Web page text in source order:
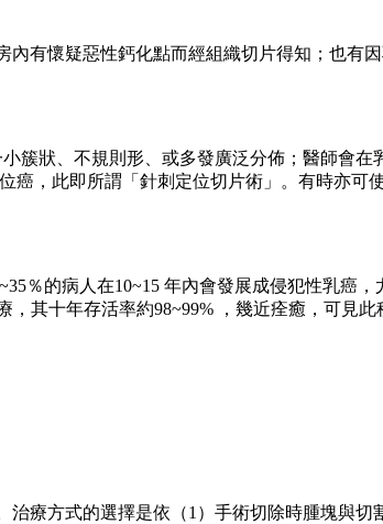
有懷疑惡性鈣化點而經組織切片得知；也有
簇狀、不規則形、或多發廣泛分佈；醫師會
癌，此即所謂「針刺定位切片術」。有時亦
％的病人在10~15 年內會發展成侵犯性乳癌
其十年存活率約98~99% ，幾近痊癒，可見此
療方式的選擇是依（1）手術切除時腫塊與